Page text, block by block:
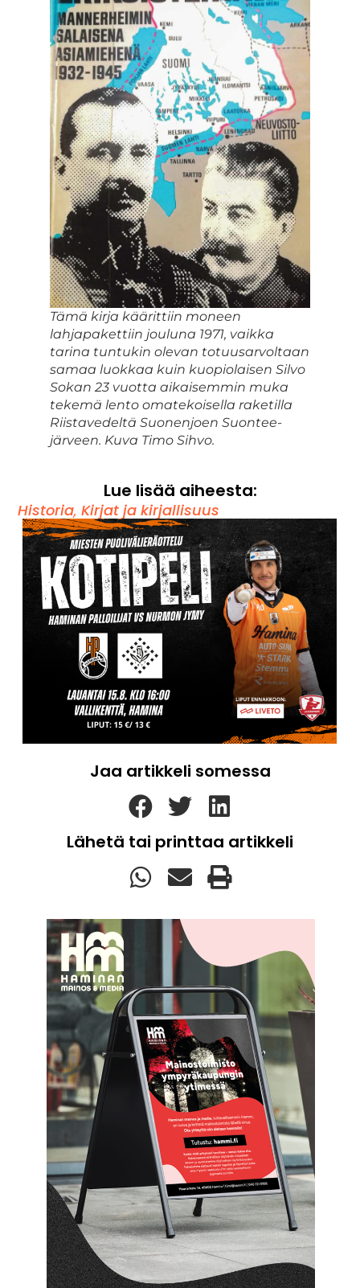
Tämä kirja käärittiin moneen
lahjapakettiin jouluna 1971, vaikka
tarina tuntukin olevan totuusarvoltaan
samaa luokkaa kuin kuopiolaisen Silvo
Sokan 23 vuotta aikaisemmin muka
tekemä lento omatekoisella raketilla
Riistavedeltä Suonenjoen Suontee-
järveen. Kuva Timo Sihvo.
Lue lisää aiheesta:
Historia,Kirjat ja kirjallisuus
Jaa artikkeli somessa
Lähetä tai printtaa artikkeli